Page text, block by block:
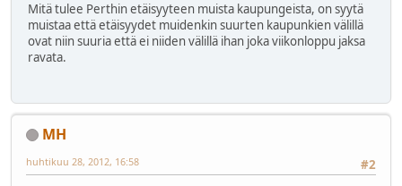
Mitä tulee Perthin etäisyyteen muista kaupungeista, on syytä
muistaa että etäisyydet muidenkin suurten kaupunkien välillä
ovat niin suuria että ei niiden välillä ihan joka viikonloppu jaksa
ravata.
MH
#2
huhtikuu 28, 2012, 16:58